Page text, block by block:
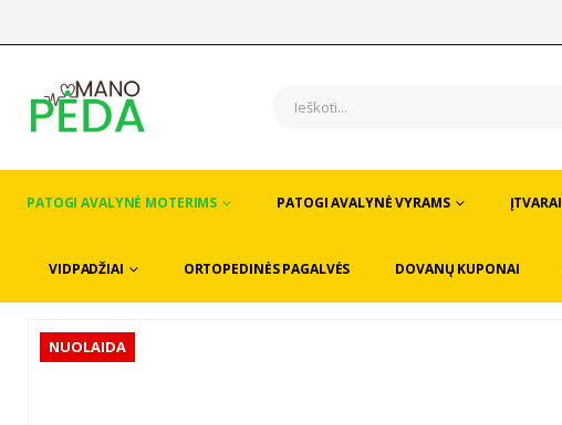
PATOGI AVALYNĖ MOTERIMS PATOGI AVALYNĖ VYRAMS ĮTVARAI
VIDPADŽIAI ORTOPEDINĖS PAGALVĖS DOVANŲ KUPONAI
NUOLAIDA